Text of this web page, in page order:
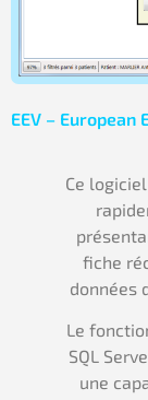
EEV –
Ce
fiche
données
Le
SQL
une